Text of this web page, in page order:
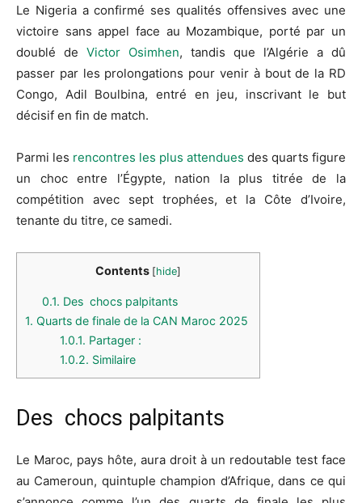
Le Nigeria a confirmé ses qualités offensives avec une
victoire sans appel face au Mozambique, porté par un
doublé de Victor Osimhen, tandis que l’Algérie a dû
passer par les prolongations pour venir à bout de la RD
Congo, Adil Boulbina, entré en jeu, inscrivant le but
décisif en fin de match.
Parmi les rencontres les plus attendues des quarts figure
un choc entre l’Égypte, nation la plus titrée de la
compétition avec sept trophées, et la Côte d’Ivoire,
tenante du titre, ce samedi.
Contents [hide]
0.1. Des chocs palpitants
1. Quarts de finale de la CAN Maroc 2025
1.0.1. Partager :
1.0.2. Similaire
Des chocs palpitants
Le Maroc, pays hôte, aura droit à un redoutable test face
au Cameroun, quintuple champion d’Afrique, dans ce qui